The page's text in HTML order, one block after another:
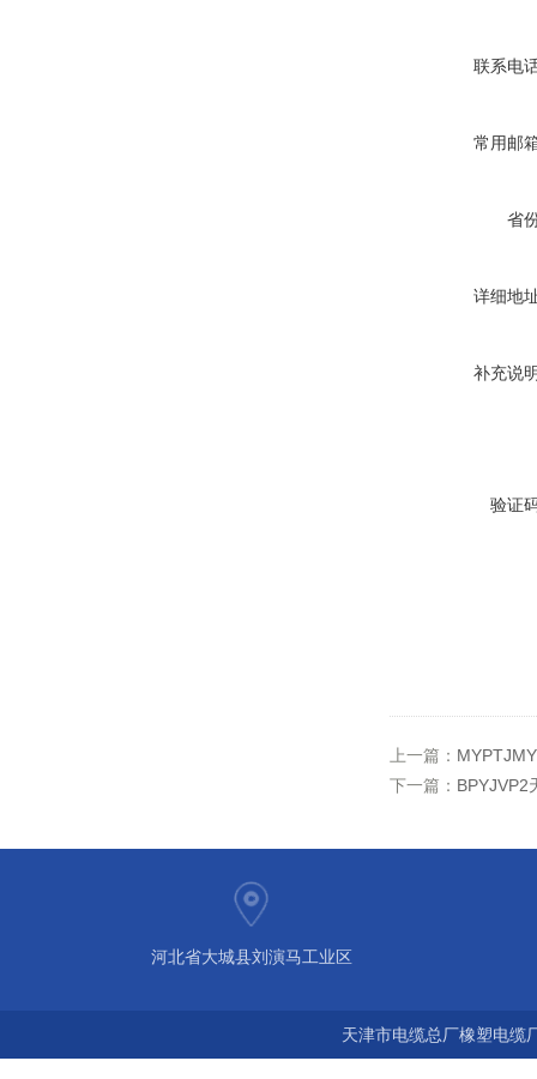
联系电
常用邮
省
详细地
补充说
验证
上一篇：
下一篇： BPYJVP2
河北省大城县刘演马工业区
天津市电缆总厂橡塑电